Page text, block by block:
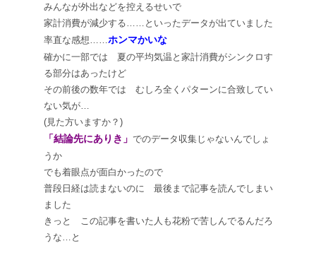
みんなが外出などを控えるせいで
家計消費が減少する……といったデータが出ていました
率直な感想……ホンマかいな
確かに一部では 夏の平均気温と家計消費がシンクロす
る部分はあったけど
その前後の数年では むしろ全くパターンに合致してい
ない気が…
(見た方いますか？)
「結論先にありき」 でのデータ収集じゃないんでしょ
うか
でも着眼点が面白かったので
普段日経は読まないのに 最後まで記事を読んでしまい
ました
きっと この記事を書いた人も花粉で苦しんでるんだろ
うな…と